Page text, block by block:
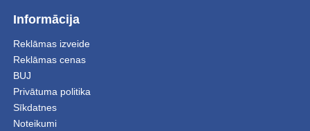
Informācija
Reklāmas izveide
Reklāmas cenas
BUJ
Privātuma politika
Sīkdatnes
Noteikumi